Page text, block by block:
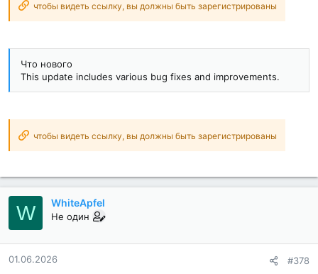
чтобы видеть ссылку, вы должны быть зарегистрированы
Что нового
This update includes various bug fixes and improvements.
чтобы видеть ссылку, вы должны быть зарегистрированы
W WhiteApfel
Не один
01.06.2026 #378